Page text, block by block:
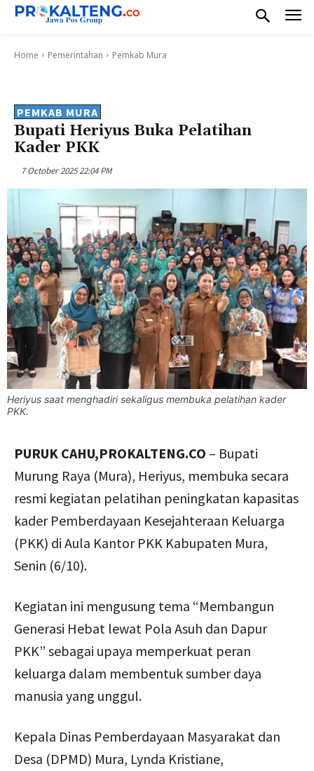
Home Pemerintahan Pemkab Mura
PEMKAB MURA
Bupati Heriyus Buka Pelatihan
Kader PKK
7 October 2025 22:04 PM
Heriyus saat menghadiri sekaligus membuka pelatihan kader
PKK.
PURUK CAHU,PROKALTENG.CO – Bupati
Murung Raya (Mura), Heriyus, membuka secara
resmi kegiatan pelatihan peningkatan kapasitas
kader Pemberdayaan Kesejahteraan Keluarga
(PKK) di Aula Kantor PKK Kabupaten Mura,
Senin (6/10).
Kegiatan ini mengusung tema “Membangun
Generasi Hebat lewat Pola Asuh dan Dapur
PKK” sebagai upaya memperkuat peran
keluarga dalam membentuk sumber daya
manusia yang unggul.
Kepala Dinas Pemberdayaan Masyarakat dan
Desa (DPMD) Mura, Lynda Kristiane,